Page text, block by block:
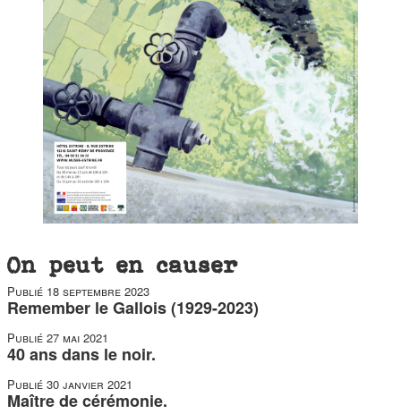
On peut en causer
Publié 18 septembre 2023
Remember le Gallois (1929-2023)
Publié 27 mai 2021
40 ans dans le noir.
Publié 30 janvier 2021
Maître de cérémonie.